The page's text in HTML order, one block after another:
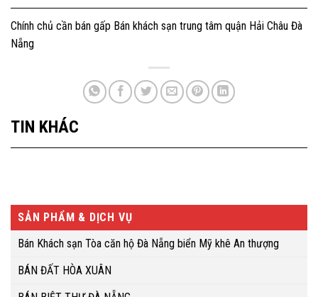
Chính chủ cần bán gấp Bán khách sạn trung tâm quận Hải Châu Đà
Nẵng
TIN KHÁC
SẢN PHẨM & DỊCH VỤ
Bán Khách sạn Tòa căn hộ Đà Nẵng biển Mỹ khê An thượng
BÁN ĐẤT HÒA XUÂN